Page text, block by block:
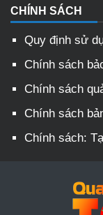
CHÍNH SÁCH
Quy định sử
Chính sách
Chính sách
Chính sách
Chính sách: